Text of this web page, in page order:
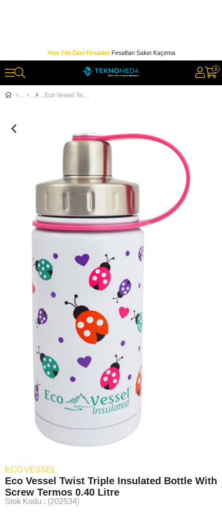
Yeni Yıla Özel FırsatlarFırsatları Sakın Kaçırma
0
Eco Vessel Twist Triple Insulated Bottle With Screw Termos 0.40 Litre
ECO VESSEL
Eco Vessel Twist Triple Insulated Bottle With
Screw Termos 0.40 Litre
Stok Kodu (202534)